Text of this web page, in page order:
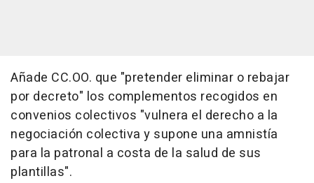
Añade CC.OO. que "pretender eliminar o rebajar
por decreto" los complementos recogidos en
convenios colectivos "vulnera el derecho a la
negociación colectiva y supone una amnistía
para la patronal a costa de la salud de sus
plantillas".